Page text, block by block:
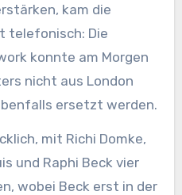
kam die
telefonisch: Die
konnte am Morgen
nicht aus London
ersetzt werden.
mit Richi Domke,
und Raphi Beck vier
wobei Beck erst in der